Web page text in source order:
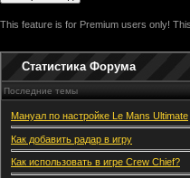
This feature is for Premium users only!
Статистика Форума
Последние темы
Мануал по настройке Le Mans Ultimate
Как добавить радар в игру
Как использовать в игре Crew Chief?